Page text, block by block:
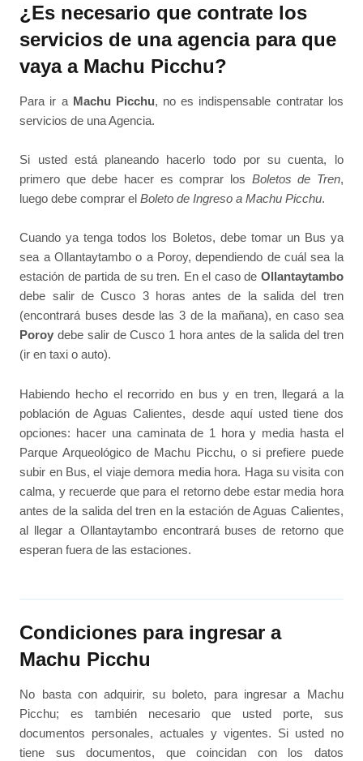
¿Es necesario que contrate los
servicios de una agencia para que
vaya a Machu Picchu?
Para ir a Machu Picchu, no es indispensable contratar los
servicios de una Agencia.
Si usted está planeando hacerlo todo por su cuenta, lo
primero que debe hacer es comprar los Boletos de Tren,
luego debe comprar elBoleto de Ingreso a Machu Picchu.
Cuando ya tenga todos los Boletos, debe tomar un Bus ya
sea a Ollantaytambo o a Poroy, dependiendo de cuál sea la
estación de partida de su tren. En el caso de Ollantaytambo
debe salir de Cusco 3 horas antes de la salida del tren
(encontrará buses desde las 3 de la mañana), en caso sea
Poroy debe salir de Cusco 1 hora antes de la salida del tren
(ir en taxi o auto).
Habiendo hecho el recorrido en bus y en tren, llegará a la
población de Aguas Calientes, desde aquí usted tiene dos
opciones: hacer una caminata de 1 hora y media hasta el
Parque Arqueológico de Machu Picchu, o si prefiere puede
subir en Bus, el viaje demora media hora. Haga su visita con
calma, y recuerde que para el retorno debe estar media hora
antes de la salida del tren en la estación de Aguas Calientes,
al llegar a Ollantaytambo encontrará buses de retorno que
esperan fuera de las estaciones.
Condiciones para ingresar a
Machu Picchu
No basta con adquirir, su boleto, para ingresar a Machu
Picchu; es también necesario que usted porte, sus
documentos personales, actuales y vigentes. Si usted no
tiene sus documentos, que coincidan con los datos